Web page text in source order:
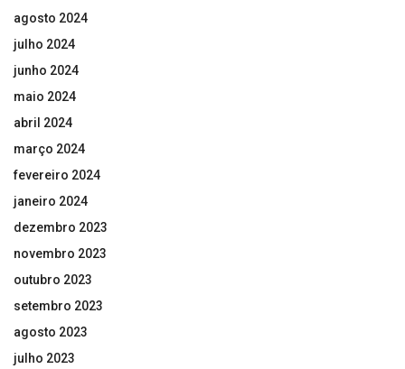
agosto 2024
julho 2024
junho 2024
maio 2024
abril 2024
março 2024
fevereiro 2024
janeiro 2024
dezembro 2023
novembro 2023
outubro 2023
setembro 2023
agosto 2023
julho 2023